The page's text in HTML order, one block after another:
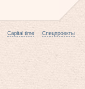
Capital time
Спецпроекты